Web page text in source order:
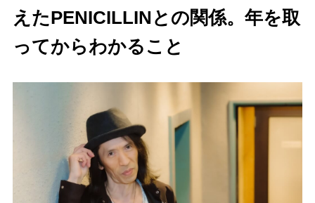
えたPENICILLINとの関係。年を取
ってからわかること